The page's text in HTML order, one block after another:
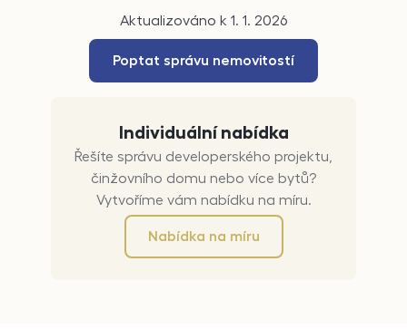
Aktualizováno k 1. 1. 2026
Poptat správu nemovitostí
Individuální nabídka
Řešíte správu developerského projektu,
činžovního domu nebo více bytů?
Vytvoříme vám nabídku na míru.
Nabídka na míru